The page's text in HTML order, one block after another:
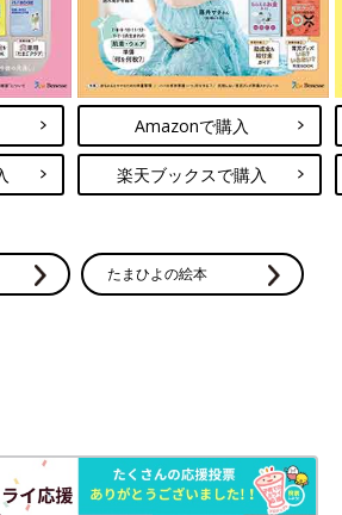
納ハンガー（220円）」を購入。360度
重ならずにすっきり収納できるとのこ
5選
ソーの引き出し収納が便利すぎてたまりま
！スッと引き出せるので物をとる際もスム
Amazonで購入
楽天ブックスで購入
たまひよの絵本